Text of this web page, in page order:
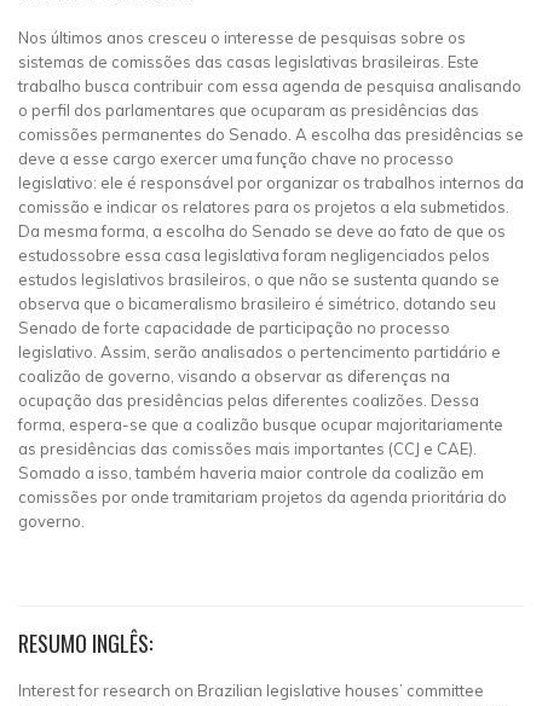
Nos últimos anos cresceu o interesse de pesquisas sobre os
sistemas de comissões das casas legislativas brasileiras. Este
trabalho busca contribuir com essa agenda de pesquisa analisando
o perfil dos parlamentares que ocuparam as presidências das
comissões permanentes do Senado. A escolha das presidências se
deve a esse cargo exercer uma função chave no processo
legislativo: ele é responsável por organizar os trabalhos internos da
comissão e indicar os relatores para os projetos a ela submetidos.
Da mesma forma, a escolha do Senado se deve ao fato de que os
estudossobre essa casa legislativa foram negligenciados pelos
estudos legislativos brasileiros, o que não se sustenta quando se
observa que o bicameralismo brasileiro é simétrico, dotando seu
Senado de forte capacidade de participação no processo
legislativo. Assim, serão analisados o pertencimento partidário e
coalizão de governo, visando a observar as diferenças na
ocupação das presidências pelas diferentes coalizões. Dessa
forma, espera-se que a coalizão busque ocupar majoritariamente
as presidências das comissões mais importantes (CCJ e CAE).
Somado a isso, também haveria maior controle da coalizão em
comissões por onde tramitariam projetos da agenda prioritária do
governo.
RESUMO INGLÊS:
Interest for research on Brazilian legislative houses’ committee